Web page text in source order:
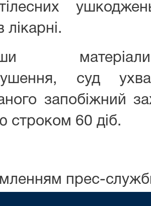
суд
запобіжний
строком 60 діб.
прес-